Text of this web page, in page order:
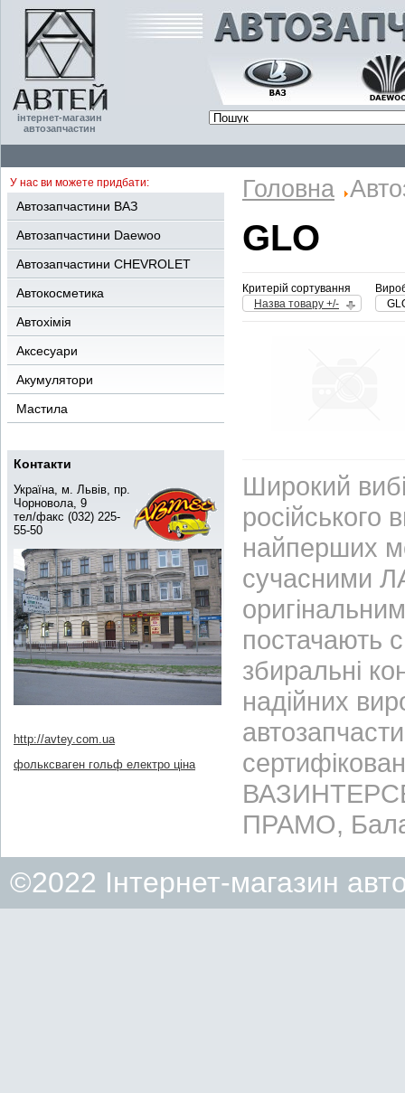
інтернет-магазин
автозапчастин
У нас ви можете придбати:
Автозапчастини ВАЗ
Автозапчастини Daewoo
Автозапчастини CHEVROLET
Автокосметика
Автохімія
Аксесуари
Акумулятори
Мастила
Контакти
Україна, м. Львів, пр.
Чорновола, 9
тел/факс (032) 225-
55-50
http://avtey.com.ua
фольксваген гольф електро ціна
Головна
GLO
Критерій сортування
Назва товару +/-
Широкий
найперших
сучасними
постачають
збиральні
надійних
ПРАМО,
©2022 Інтернет-магазин